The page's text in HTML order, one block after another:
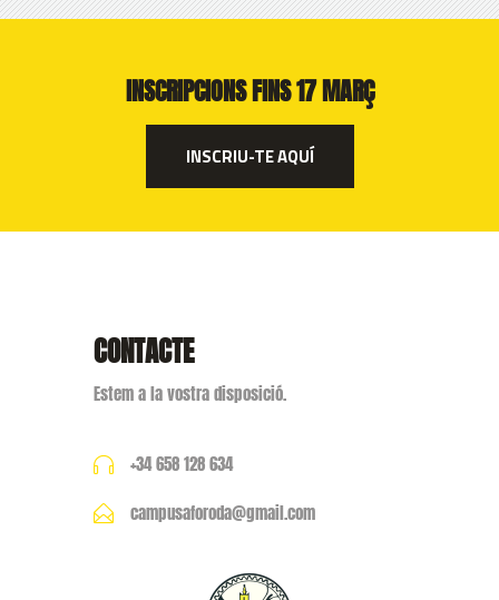
INSCRIPCIONS FINS 17 MARÇ
INSCRIU-TE AQUÍ
CONTACTE
Estem a la vostra disposició.
+34 658 128 634
campusaforoda@gmail.com